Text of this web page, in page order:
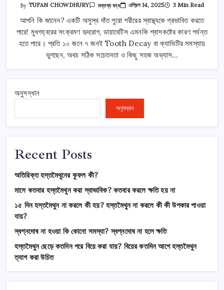
By TUFAN CHOWDHURY
Causes
Of
Tooth
Decay
:
দাঁতের
ক্ষয়ের
লক্ষণগুলো
মন্তব্য বন্ধ এপ্রিল 14, 2025 3 Min Read
আপনি কি জানেন? একটি অসুস্থ দাঁত পুরো শরীরের স্বাস্থ্যকে প্রভাবিত করতে
পারে! মুখগহ্বরের সংক্রমণ হৃদরোগ, ডায়াবেটিস এমনকি শ্বাসকষ্টের কারণ পর্যন্ত
হতে পারে। প্রতি ১০ জনে ৭ জনই Tooth Decay বা ক্যাভিটির সমস্যায়
ভুগছেন, অথচ সঠিক সচেতনতা ও কিছু সহজ অভ্যাস…
অনুসন্ধান
অনুসন্ধান
Recent Posts
অতিরিক্ত হস্তমৈথুনের কুফল কী?
মাসে কতবার হস্তমৈথুন করা স্বাভাবিক? কতবার করলে ক্ষতি হয় না
১৫ দিন হস্তমৈথুন না করলে কী হয়? হস্তমৈথুন না করলে কী কী উপকার পাওয়া
যায়?
স্বপ্নদোষ না হওয়া কি কোনো সমস্যা? স্বপ্নদোষ না হলে ক্ষতি
হস্তমৈথুন ছেড়ে কতদিন পরে বিয়ে করা যায়? বিয়ের কতদিন আগে হস্তমৈথুন
ত্যাগ করা উচিত